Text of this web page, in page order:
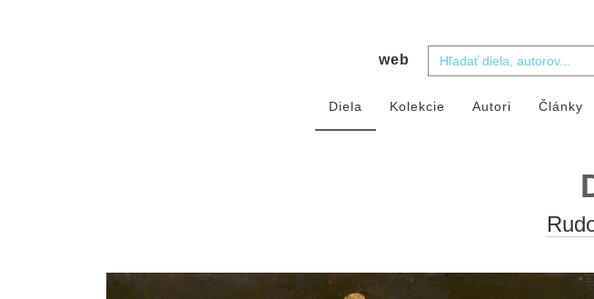
web
Diela Kolekcie Autori Články